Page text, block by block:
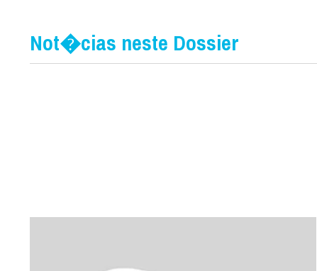
Not�cias neste Dossier